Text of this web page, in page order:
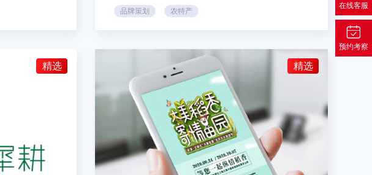
品牌策划 农特产
精选 精选
在线客服
预约考察